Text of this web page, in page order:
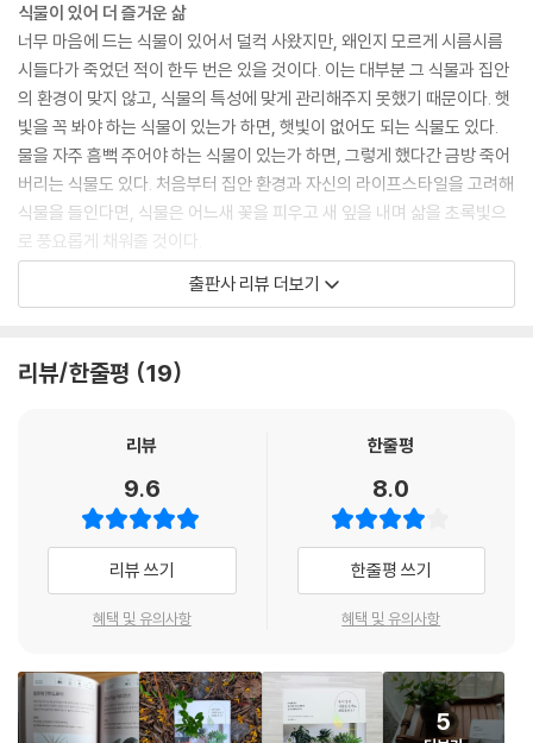
아울락스 브론즈 헤이즈
오퍼큐리카야 데카리
가스테랄로에 그린아이스
칼라데아 오르비폴리아
대만고무나무
금호 몬스트루오사
크라슐라 운둘라타
코르딜리네 뉴기니아 팬
산세베리아 키르키 실버블루
산세베리아 바나나
쉐플레라 엘립티카
소포라 미크로필라
차메도레아 메탈리카
키보티움 바로메츠
디스키디아 밀리언하트
디스키디아 포르모사나
틸란드시아 카피타타 모브
드라세나 나비
드라세나 벌리
식물이 있어 더 즐거운 삶
너무 마음에 드는 식물이 있어서 덜컥 사왔지만, 왜인지 모르게 시름시름
시들다가 죽었던 적이 한두 번은 있을 것이다. 이는 대부분 그 식물과 집안
의 환경이 맞지 않고, 식물의 특성에 맞게 관리해주지 못했기 때문이다. 햇
빛을 꼭 봐야 하는 식물이 있는가 하면, 햇빛이 없어도 되는 식물도 있다.
물을 자주 흠뻑 주어야 하는 식물이 있는가 하면, 그렇게 했다간 금방 죽어
버리는 식물도 있다. 처음부터 집안 환경과 자신의 라이프스타일을 고려해
식물을 들인다면, 식물은 어느새 꽃을 피우고 새 잎을 내며 삶을 초록빛으
로 풍요롭게 채워줄 것이다.
이 책은 라이프스타일과 취향에 맞는 나다운 식물을 찾음으로써 삶의 질을
높이고, 식물 키우기와 인테리어의 즐거움을 알아가는 ‘그린 라이프’ 세계
김새를 감상하는 식물, 최신 인기 식물, 공간을 꾸미는 데 좋은 식물, 식물
다. 관엽식물에 대한 기초지식과 인테리어 아이디어가 적절히 어우러져 볼
가구나 인테리어 잡화와 함께 연출한 사진은 공간에 식물을 놓았을 때 어
떤 분위기를 낼 수 있는지 보여준다. 집안 인테리어에 식물을 잘 활용하고
싶다면 참고가 될 것이다. 다양한 레이아웃의 이미지와 일러스트로 감각적
인 편집이 돋보이며 잡지와 식물도감이 합쳐진 느낌으로 보는 재미가 쏠쏠
우리 집과 내 라이프스타일에 어울리는 반려식물은?
* 식물을 처음 키운다면, 물을 자주 주기 힘들다면, 집에 해가 잘 안 든다
면, 산세베리아
출판사 리뷰 더보기
리뷰/한줄평 19
리뷰
9.6
리뷰 쓰기
혜택 및 유의사항
한줄평
8.0
한줄평 쓰기
혜택 및 유의사항
5